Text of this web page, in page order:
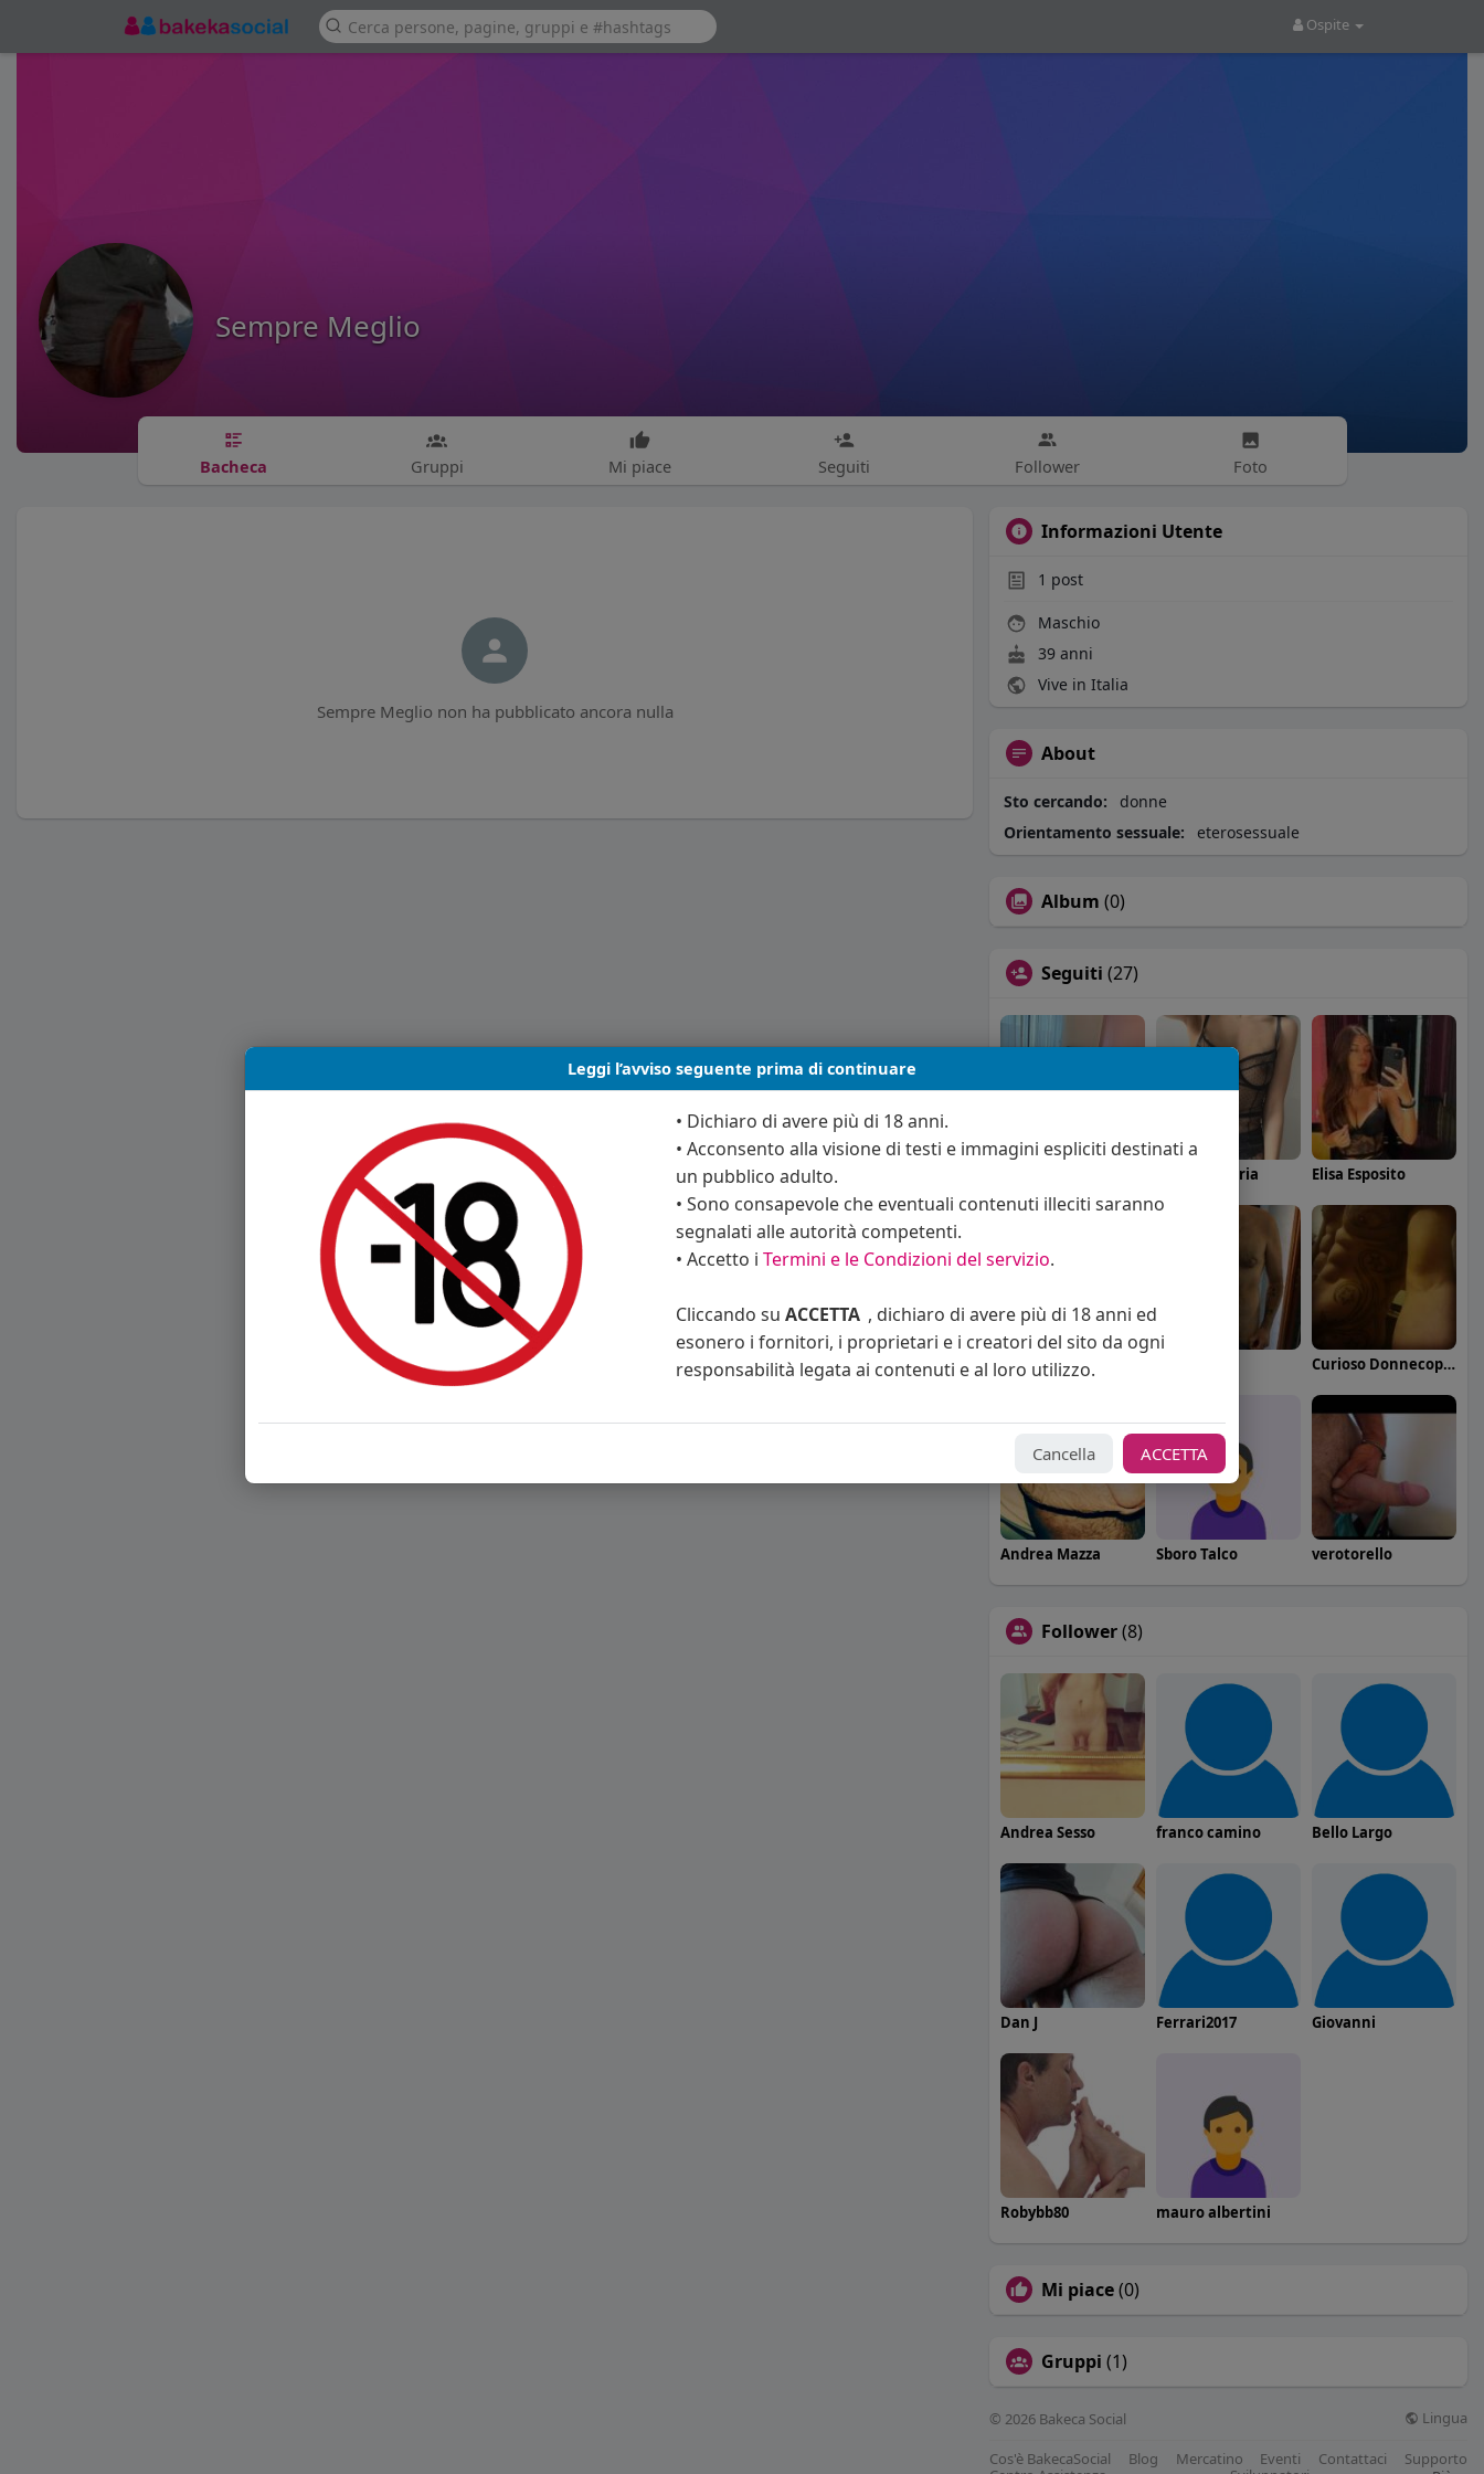
Ospite
Sempre Meglio
Bacheca Gruppi Mi piace Seguiti Follower Foto
Sempre Meglio non ha pubblicato ancora nulla
Informazioni Utente
1 post
Maschio
39 anni
Vive in Italia
About
Sto cercando:
donne
Orientamento sessuale:
eterosessuale
Album (0)
Seguiti (27)
callmevittoria Elisa Esposito
Federica Curioso Donnecoppie
Andrea Mazza Sboro Talco verotorello
Follower(8)
Andrea Sesso franco camino Bello Largo
Dan J Ferrari2017 Giovanni
Robybb80 mauro albertini
Mi piace(0)
Gruppi (1)
© 2026 Bakeca Social Lingua
Cos'è BakecaSocial Blog Mercatino Eventi Contattaci
Supporto
Leggi l’avviso seguente prima di continuare
• Dichiaro di avere più di 18 anni.
• Acconsento alla visione di testi e immagini espliciti destinati a
un pubblico adulto.
• Sono consapevole che eventuali contenuti illeciti saranno
segnalati alle autorità competenti.
• Accetto i Termini e le Condizioni del servizio.
Cliccando su ACCETTA , dichiaro di avere più di 18 anni ed
esonero i fornitori, i proprietari e i creatori del sito da ogni
responsabilità legata ai contenuti e al loro utilizzo.
Cancella ACCETTA